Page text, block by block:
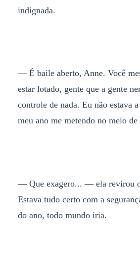
indignada.
— É baile aberto, Anne. Você
estar lotado, gente que a gente
controle de nada. Eu não estava
meu ano me metendo no meio de
— Que exagero... — ela revirou
Estava tudo certo com a
do ano, todo mundo iria.